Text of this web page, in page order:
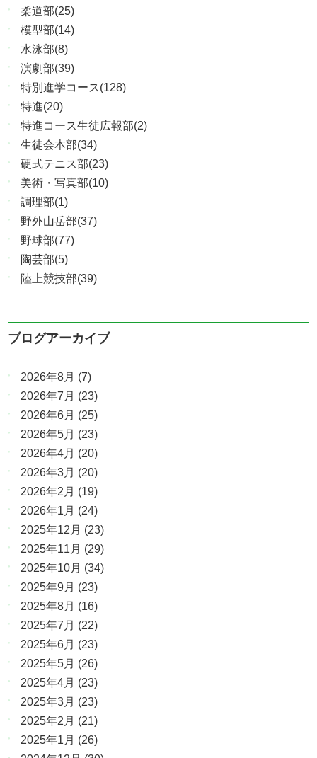
柔道部(25)
模型部(14)
水泳部(8)
演劇部(39)
特別進学コース(128)
特進(20)
特進コース生徒広報部(2)
生徒会本部(34)
硬式テニス部(23)
美術・写真部(10)
調理部(1)
野外山岳部(37)
野球部(77)
陶芸部(5)
陸上競技部(39)
ブログアーカイブ
2026年8月 (7)
2026年7月 (23)
2026年6月 (25)
2026年5月 (23)
2026年4月 (20)
2026年3月 (20)
2026年2月 (19)
2026年1月 (24)
2025年12月 (23)
2025年11月 (29)
2025年10月 (34)
2025年9月 (23)
2025年8月 (16)
2025年7月 (22)
2025年6月 (23)
2025年5月 (26)
2025年4月 (23)
2025年3月 (23)
2025年2月 (21)
2025年1月 (26)